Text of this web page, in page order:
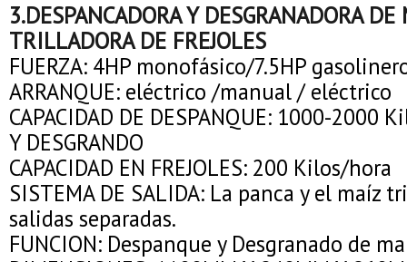
3.DESPANCADORA Y DESGRANADORA
TRILLADORA DE FREJOLES
FUERZA: 4HP monofásico/7.5HP
ARRANQUE: eléctrico /manual / eléctrico
CAPACIDAD DE DESPANQUE: 1000-2000
Y DESGRANDO
CAPACIDAD EN FREJOLES: 200 Kilos/hora
SISTEMA DE SALIDA: La panca y el maíz
salidas separadas.
FUNCION: Despanque y Desgranado de